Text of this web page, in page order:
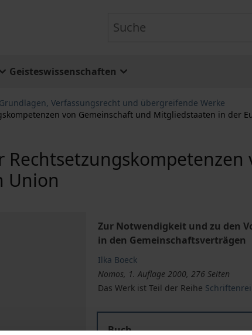
Geisteswissenschaften
Grundlagen, Verfassungsrecht und übergreifende Werke
von Gemeinschaft und Mitgliedstaaten in der
Union
Zur Notwendigkeit und zu den
in den Gemeinschaftsverträgen
Ilka Boeck
Nomos, 1. Auflage 2000, 276 Seiten
Das Werk ist Teil der Reihe
Buch